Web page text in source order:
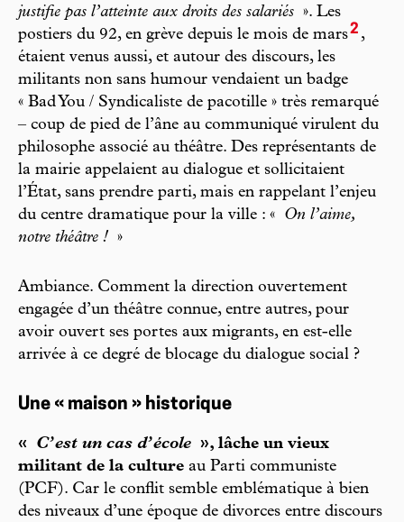
justifie pas l’atteinte aux droits des salariés ». Les
postiers du 92, en grève depuis le mois de mars2 ,
étaient venus aussi, et autour des discours, les
militants non sans humour vendaient un badge
« Bad You / Syndicaliste de pacotille » très remarqué
– coup de pied de l’âne au communiqué virulent du
philosophe associé au théâtre. Des représentants de
la mairie appelaient au dialogue et sollicitaient
l’État, sans prendre parti, mais en rappelant l’enjeu
du centre dramatique pour la ville : «
On l’aime,
notre théâtre ! »
Ambiance. Comment la direction ouvertement
engagée d’un théâtre connue, entre autres, pour
avoir ouvert ses portes aux migrants, en est-elle
arrivée à ce degré de blocage du dialogue social ?
Une « maison » historique
« C’est un cas d’école », lâche un vieux
militant de la culture au Parti communiste
(PCF). Car le conflit semble emblématique à bien
des niveaux d’une époque de divorces entre discours